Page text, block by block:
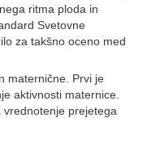
ritma ploda in
Svetovne
za takšno oceno med
maternične. Prvi je
aktivnosti maternice.
prejetega